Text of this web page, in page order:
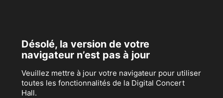
Désolé, la version de votre
navigateur n’est pas à jour
Veuillez mettre à jour votre navigateur pour utiliser
toutes les fonctionnalités de la Digital Concert
Hall.